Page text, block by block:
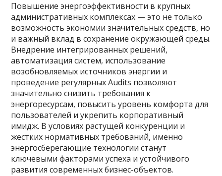
Повышение энергоэффективности в крупных
административных комплексах — это не только
возможность экономии значительных средств, но
и важный вклад в сохранение окружающей среды.
Внедрение интегрированных решений,
автоматизация систем, использование
возобновляемых источников энергии и
проведение регулярных Audits позволяют
значительно снизить требования к
энергоресурсам, повысить уровень комфорта для
пользователей и укрепить корпоративный
имидж. В условиях растущей конкуренции и
жестких нормативных требований, именно
энергосберегающие технологии станут
ключевыми факторами успеха и устойчивого
развития современных бизнес-объектов.